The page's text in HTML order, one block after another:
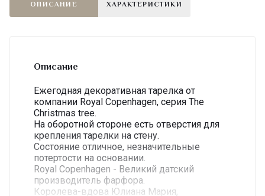
ОПИСАНИЕ ХАРАКТЕРИСТИКИ
Описание
Ежегодная декоративная тарелка от
компании Royal Copenhagen, серия The
Christmas tree.
На оборотной стороне есть отверстия для
крепления тарелки на стену.
Состояние отличное, незначительные
потертости на основании.
Royal Copenhagen - Великий датский
производитель фарфора.
Королева-вдова Юлиана Мария,